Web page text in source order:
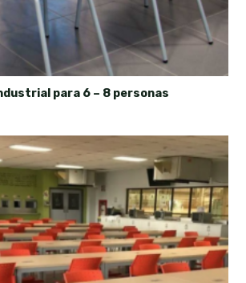
para 6 – 8 personas